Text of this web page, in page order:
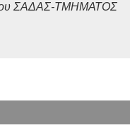
του ΣΑΔΑΣ-ΤΜΗΜΑΤΟΣ